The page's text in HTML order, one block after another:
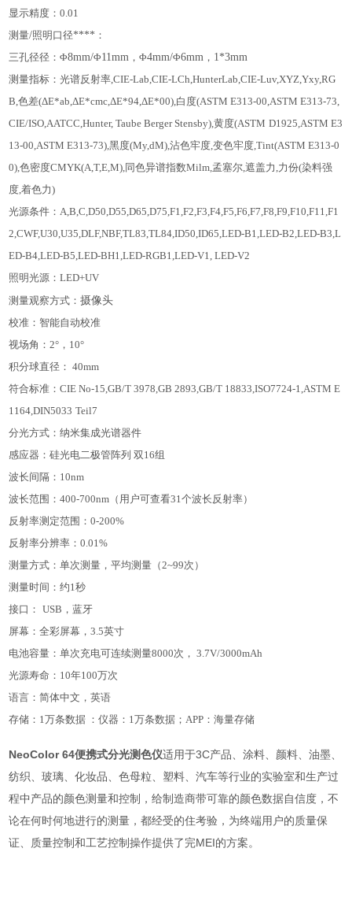
显示精度：0.01
测量/照明口径**** ：
三孔径径 ：Φ8mm/Φ11mm ，Φ4mm/Φ6mm ， 1*3mm
测量指标：光谱反射率,CIE-Lab,CIE-LCh,HunterLab,CIE-Luv,XYZ,Yxy,RG
B,色差(ΔE*ab,ΔE*cmc,ΔE*94,ΔE*00),白度(ASTM E313-00,ASTM E313-73,
CIE/ISO,AATCC,Hunter, Taube Berger Stensby),黄度(ASTM D1925,ASTM E3
13-00,ASTM E313-73),黑度(My,dM),沾色牢度,变色牢度,Tint(ASTM E313-0
0),色密度CMYK(A,T,E,M),同色异谱指数Milm,孟塞尔,遮盖力 ,力份(染料强
度,着色力)
光源条件：A,B,C,D50,D55,D65,D75,F1,F2,F3,F4,F5,F6,F7,F8,F9,F10,F11,F1
2,CWF,U30,U35,DLF,NBF,TL83,TL84,ID50,ID65,LED-B1,LED-B2,LED-B3,L
ED-B4,LED-B5,LED-BH1,LED-RGB1,LED-V1, LED-V2
照明光源：LED+UV
测量观察方式：摄像头
校准： 智能自动校准
视场角：2°， 10°
积分球直径： 40mm
符合标准：CIE No-15,GB/T 3978,GB 2893,GB/T 18833,ISO7724-1,ASTM E
1164,DIN5033 Teil7
分光方式：纳米集成光谱器件
感应器：硅光电二极管阵列 双16组
波长间隔： 10nm
波长范围：400-700nm （用户可查看31个波长反射率）
反射率测定范围：0-200%
反射率分辨率：0.01%
测量方式：单次测量，平均测量（2~99次）
测量时间：约1秒
接口：
USB ，蓝牙
屏幕：全彩屏幕，3.5英寸
电池容量：单次充电可连续测量8000次， 3.7V/3000mAh
光源寿命： 10年100万次
语言：简体中文，英语
存储： 1万条数据 ：仪器： 1万条数据；APP ：海量存储
NeoColor 64便携式分光测色仪适用于3C产品、涂料、颜料、油墨、
纺织、玻璃、化妆品、色母粒、塑料、汽车等行业的实验室和生产过
程中产品的颜色测量和控制，给制造商带可靠的颜色数据自信度，不
论在何时何地进行的测量，都经受的住考验，为终端用户的质量保
证、质量控制和工艺控制操作提供了完MEI的方案。